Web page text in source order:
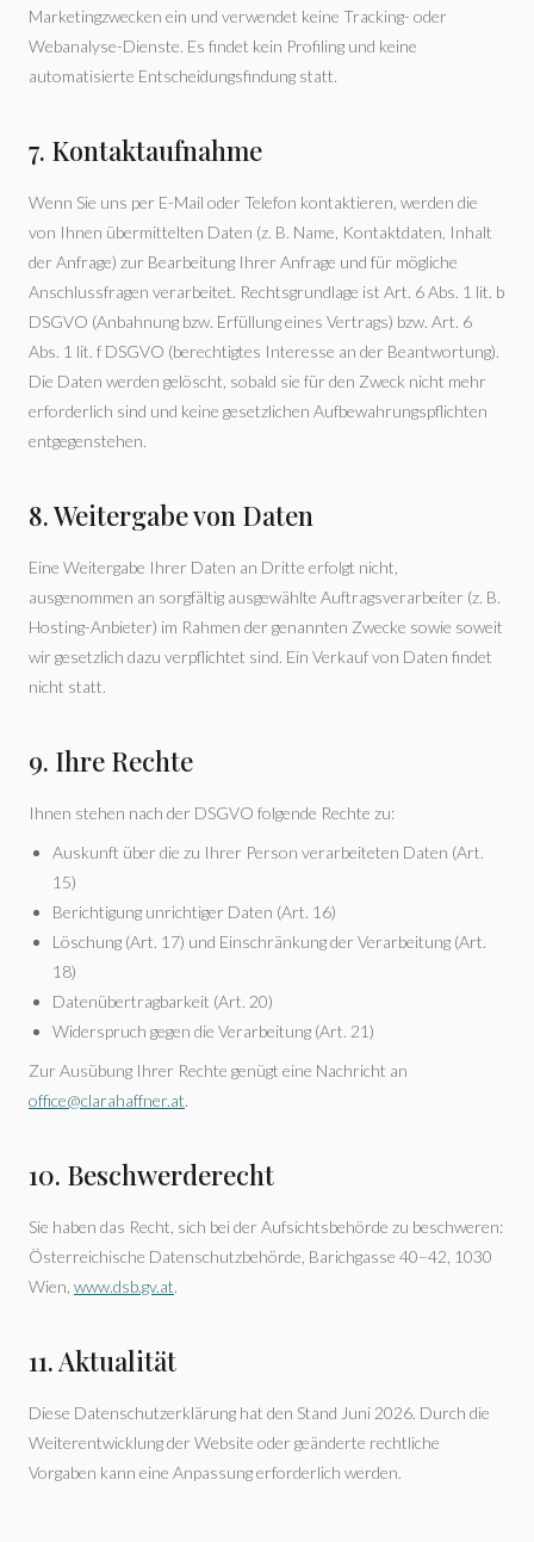
Marketingzwecken ein und verwendet keine Tracking- oder
Webanalyse-Dienste. Es findet kein Profiling und keine
automatisierte Entscheidungsfindung statt.
7. Kontaktaufnahme
Wenn Sie uns per E-Mail oder Telefon kontaktieren, werden die
von Ihnen übermittelten Daten (z. B. Name, Kontaktdaten, Inhalt
der Anfrage) zur Bearbeitung Ihrer Anfrage und für mögliche
Anschlussfragen verarbeitet. Rechtsgrundlage ist Art. 6 Abs. 1 lit. b
DSGVO (Anbahnung bzw. Erfüllung eines Vertrags) bzw. Art. 6
Abs. 1 lit. f DSGVO (berechtigtes Interesse an der Beantwortung).
Die Daten werden gelöscht, sobald sie für den Zweck nicht mehr
erforderlich sind und keine gesetzlichen Aufbewahrungspflichten
entgegenstehen.
8. Weitergabe von Daten
Eine Weitergabe Ihrer Daten an Dritte erfolgt nicht,
ausgenommen an sorgfältig ausgewählte Auftragsverarbeiter (z. B.
Hosting-Anbieter) im Rahmen der genannten Zwecke sowie soweit
wir gesetzlich dazu verpflichtet sind. Ein Verkauf von Daten findet
nicht statt.
9. Ihre Rechte
Ihnen stehen nach der DSGVO folgende Rechte zu:
Auskunft über die zu Ihrer Person verarbeiteten Daten (Art.
15)
Berichtigung unrichtiger Daten (Art. 16)
Löschung (Art. 17) und Einschränkung der Verarbeitung (Art.
18)
Datenübertragbarkeit (Art. 20)
Widerspruch gegen die Verarbeitung (Art. 21)
Zur Ausübung Ihrer Rechte genügt eine Nachricht an
office@clarahaffner.at.
10. Beschwerderecht
Sie haben das Recht, sich bei der Aufsichtsbehörde zu beschweren:
Österreichische Datenschutzbehörde, Barichgasse 40–42, 1030
Wien, www.dsb.gv.at.
11. Aktualität
Diese Datenschutzerklärung hat den Stand Juni 2026. Durch die
Weiterentwicklung der Website oder geänderte rechtliche
Vorgaben kann eine Anpassung erforderlich werden.